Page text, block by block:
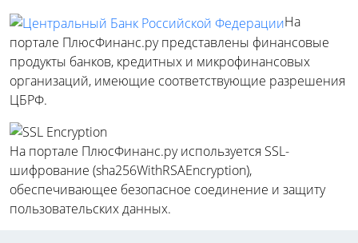
На
портале ПлюсФинанс.ру представлены финансовые
продукты банков, кредитных и микрофинансовых
организаций, имеющие соответствующие разрешения
ЦБРФ.
На портале ПлюсФинанс.ру используется SSL-
шифрование (sha256WithRSAEncryption),
обеспечивающее безопасное соединение и защиту
пользовательских данных.